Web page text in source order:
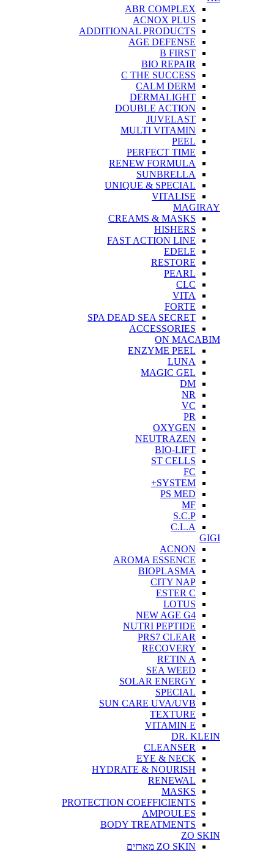
ABR COMPLEX
ACNOX PLUS
ADDITIONAL PRODUCTS
AGE DEFENSE
B FIRST
BIO REPAIR
C THE SUCCESS
CALM DERM
DERMALIGHT
DOUBLE ACTION
JUVELAST
MULTI VITAMIN
PEEL
PERFECT TIME
RENEW FORMULA
SUNBRELLA
UNIQUE & SPECIAL
VITALISE
MAGIRAY
CREAMS & MASKS
HISHERS
FAST ACTION LINE
EDELE
RESTORE
PEARL
CLC
VITA
FORTE
SPA DEAD SEA SECRET
ACCESSORIES
ON MACABIM
ENZYME PEEL
LUNA
MAGIC GEL
DM
NR
VC
PR
OXYGEN
NEUTRAZEN
BIO-LIFT
ST CELLS
FC
SYSTEM+
PS MED
MF
S.C.P
C.L.A
GIGI
ACNON
AROMA ESSENCE
BIOPLASMA
CITY NAP
ESTER C
LOTUS
NEW AGE G4
NUTRI PEPTIDE
PRS7 CLEAR
RECOVERY
RETIN A
SEA WEED
SOLAR ENERGY
SPECIAL
SUN CARE UVA/UVB
TEXTURE
VITAMIN E
DR. KLEIN
CLEANSER
EYE & NECK
HYDRATE & NOURISH
RENEWAL
MASKS
PROTECTION COEFFICIENTS
AMPOULES
BODY TREATMENTS
ZO SKIN
ZO SKIN מארזים